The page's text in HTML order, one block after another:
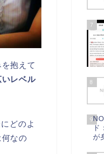
抱えて
レベル
どのよ
なの
7
8
9
が